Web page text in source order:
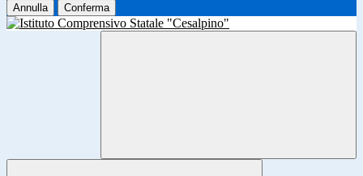
Annulla Conferma